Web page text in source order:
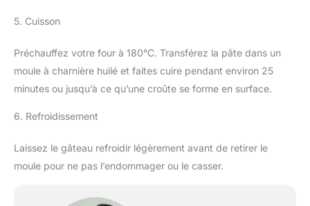
5. Cuisson
Préchauffez votre four à 180°C. Transférez la pâte dans un
moule à charnière huilé et faites cuire pendant environ 25
minutes ou jusqu’à ce qu’une croûte se forme en surface.
6. Refroidissement
Laissez le gâteau refroidir légèrement avant de retirer le
moule pour ne pas l’endommager ou le casser.